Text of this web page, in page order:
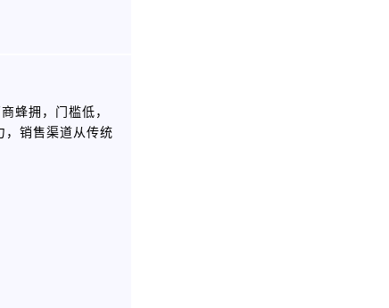
蜂拥，门槛低，
，销售渠道从传统